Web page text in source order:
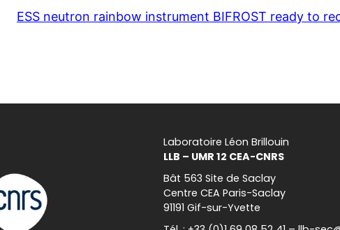
ESS neutron rainbow instrument BIFROST ready to
Laboratoire Léon Brillouin
LLB – UMR 12 CEA-CNRS
Bât 563 Site de Saclay
Centre CEA Paris-Saclay
91191 Gif-sur-Yvette